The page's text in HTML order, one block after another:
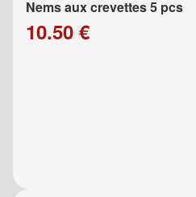
Nems aux crevettes 5 pcs
10.50 €